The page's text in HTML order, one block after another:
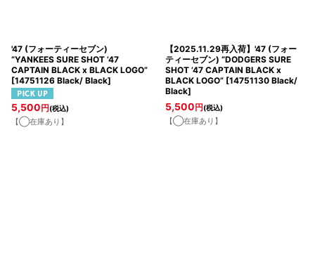
'47 (フォーティーセブン)
“YANKEES SURE SHOT ’47
CAPTAIN BLACK x BLACK LOGO”
[14751126 Black/ Black]
5,500円(税込)
【◯在庫あり】
【2025.11.29再入荷】'47 (フォー
ティーセブン) “DODGERS SURE
SHOT ’47 CAPTAIN BLACK x
BLACK LOGO” [14751130 Black/
Black]
5,500円(税込)
【◯在庫あり】